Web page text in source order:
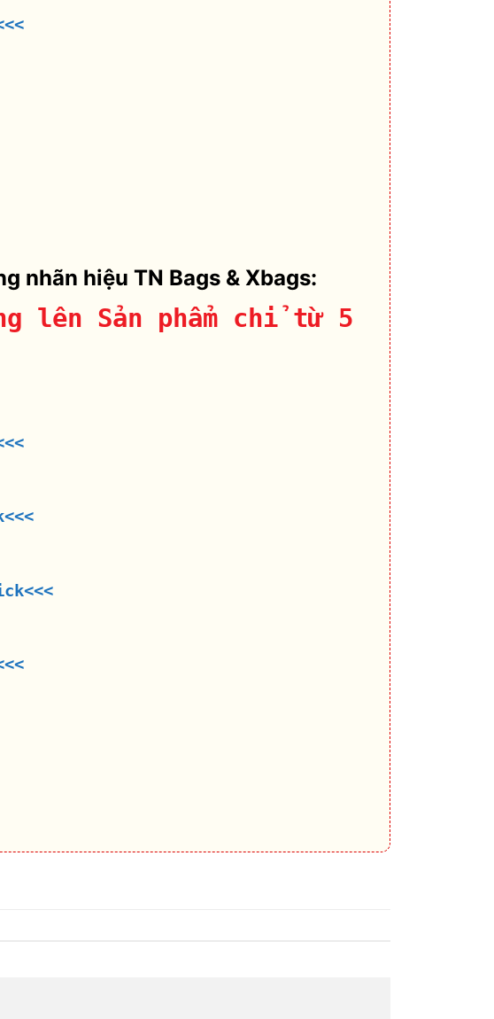
nhãn hiệu TN Bags & Xbags:
lên Sản phẩm chỉ từ 5